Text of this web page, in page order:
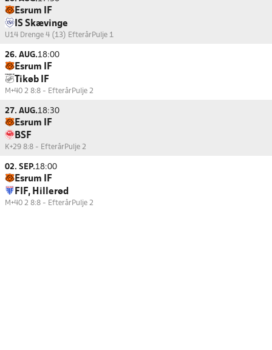
Esrum IF
IS Skævinge
U14 Drenge 4 (13) EfterårPulje 1
26. AUG.18:00
Esrum IF
Tikøb IF
M+40 2 8:8 - EfterårPulje 2
27. AUG.18:30
Esrum IF
BSF
K+29 8:8 - EfterårPulje 2
02. SEP.18:00
Esrum IF
FIF, Hillerød
M+40 2 8:8 - EfterårPulje 2